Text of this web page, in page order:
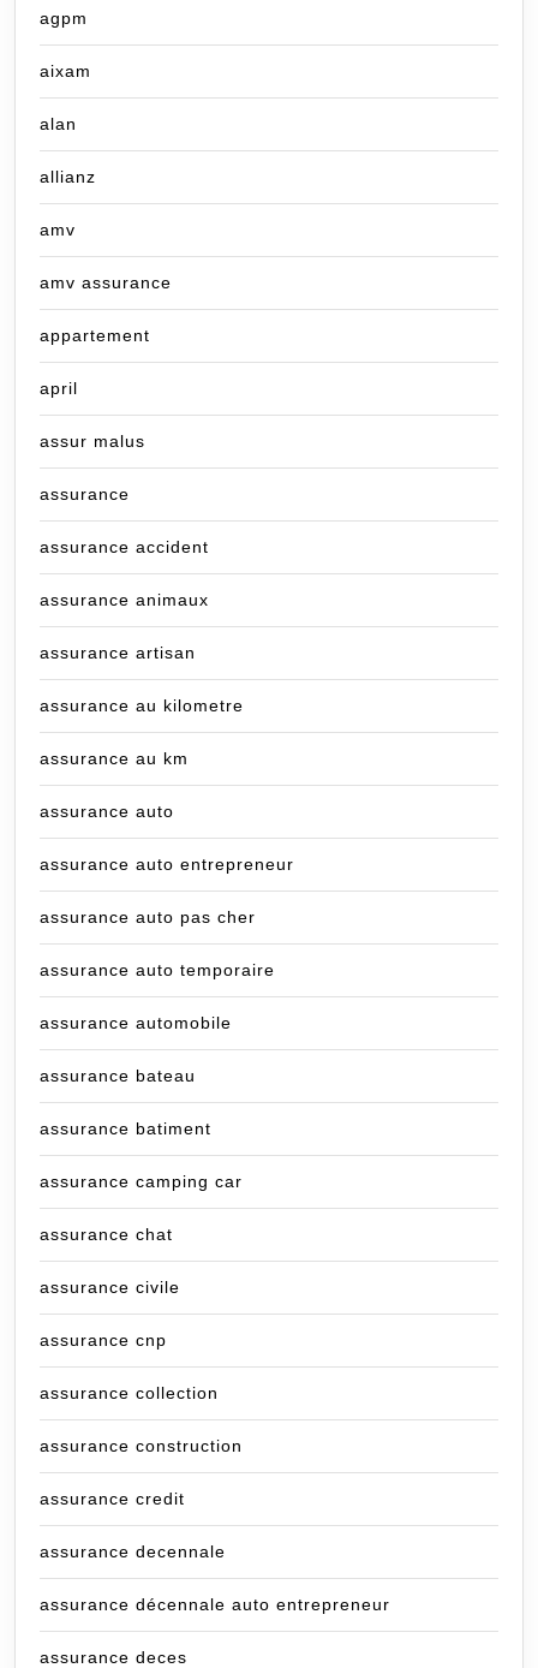
agpm
aixam
alan
allianz
amv
amv assurance
appartement
april
assur malus
assurance
assurance accident
assurance animaux
assurance artisan
assurance au kilometre
assurance au km
assurance auto
assurance auto entrepreneur
assurance auto pas cher
assurance auto temporaire
assurance automobile
assurance bateau
assurance batiment
assurance camping car
assurance chat
assurance civile
assurance cnp
assurance collection
assurance construction
assurance credit
assurance decennale
assurance décennale auto entrepreneur
assurance deces